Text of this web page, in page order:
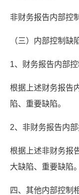
非财务报告内部控
（三）内部控制缺
1、财务报告内部
根据上述财务报告
陷、重要缺陷。
2、非财务报告内
根据上述非财务报
大缺陷、重要缺陷。
四、其他内部控制